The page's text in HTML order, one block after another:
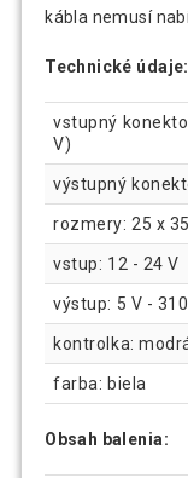
kábla nemusí
Technické údaje:
vstupný
V)
výstupný
rozmery: 25 x
vstup: 12 - 24 V
výstup: 5 V -
kontrolka:
farba: biela
Obsah balenia: